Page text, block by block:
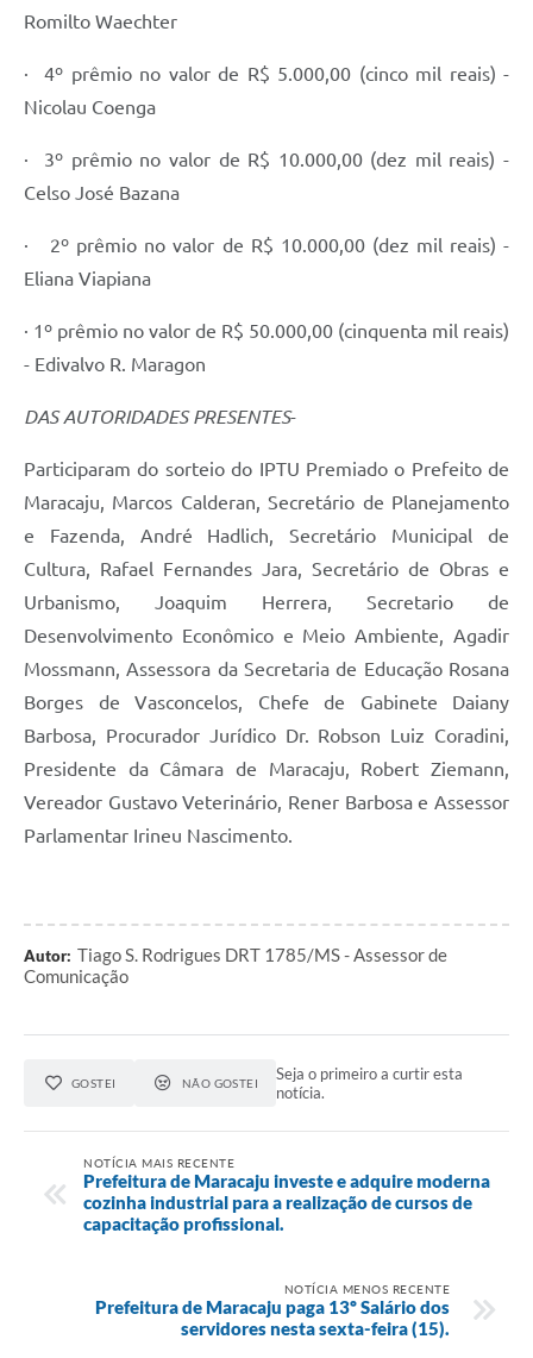
Romilto Waechter
· 4º prêmio no valor de R$ 5.000,00 (cinco mil reais) -
Nicolau Coenga
· 3º prêmio no valor de R$ 10.000,00 (dez mil reais) -
Celso José Bazana
· 2º prêmio no valor de R$ 10.000,00 (dez mil reais) -
Eliana Viapiana
· 1º prêmio no valor de R$ 50.000,00 (cinquenta mil reais)
- Edivalvo R. Maragon
DAS AUTORIDADES PRESENTES-
Participaram do sorteio do IPTU Premiado o Prefeito de
Maracaju, Marcos Calderan, Secretário de Planejamento
e Fazenda, André Hadlich, Secretário Municipal de
Cultura, Rafael Fernandes Jara, Secretário de Obras e
Urbanismo, Joaquim Herrera, Secretario de
Desenvolvimento Econômico e Meio Ambiente, Agadir
Mossmann, Assessora da Secretaria de Educação Rosana
Borges de Vasconcelos, Chefe de Gabinete Daiany
Barbosa, Procurador Jurídico Dr. Robson Luiz Coradini,
Presidente da Câmara de Maracaju, Robert Ziemann,
Vereador Gustavo Veterinário, Rener Barbosa e Assessor
Parlamentar Irineu Nascimento.
Autor: Tiago S. Rodrigues DRT 1785/MS - Assessor de
Comunicação
GOSTEI NÃO GOSTEI
Seja o primeiro a curtir esta
notícia.
NOTÍCIA MAIS RECENTE
Prefeitura de Maracaju investe e adquire moderna
cozinha industrial para a realização de cursos de
capacitação profissional.
NOTÍCIA MENOS RECENTE
Prefeitura de Maracaju paga 13º Salário dos
servidores nesta sexta-feira (15).